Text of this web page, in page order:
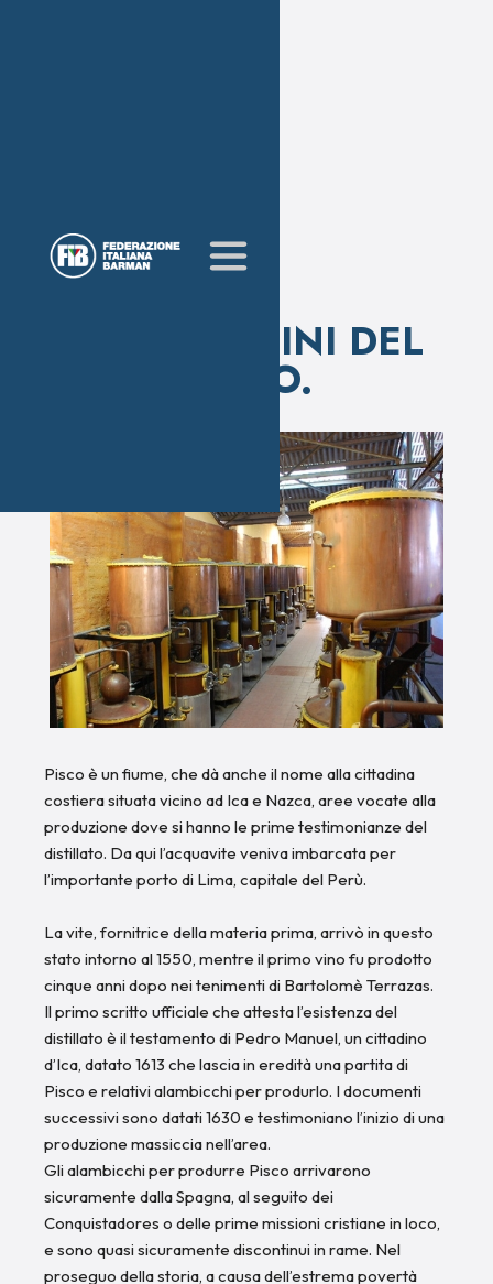
ALLE ORIGINI DEL
PISCO.
Pisco è un fiume, che dà anche il nome alla cittadina
costiera situata vicino ad Ica e Nazca, aree vocate alla
produzione dove si hanno le prime testimonianze del
distillato. Da qui l’acquavite veniva imbarcata per
l’importante porto di Lima, capitale del Perù.
La vite, fornitrice della materia prima, arrivò in questo
stato intorno al 1550, mentre il primo vino fu prodotto
cinque anni dopo nei tenimenti di Bartolomè Terrazas.
Il primo scritto ufficiale che attesta l’esistenza del
distillato è il testamento di Pedro Manuel, un cittadino
d’Ica, datato 1613 che lascia in eredità una partita di
Pisco e relativi alambicchi per produrlo. I documenti
successivi sono datati 1630 e testimoniano l’inizio di una
produzione massiccia nell’area.
Gli alambicchi per produrre Pisco arrivarono
sicuramente dalla Spagna, al seguito dei
Conquistadores o delle prime missioni cristiane in loco,
e sono quasi sicuramente discontinui in rame. Nel
proseguo della storia, a causa dell’estrema povertà